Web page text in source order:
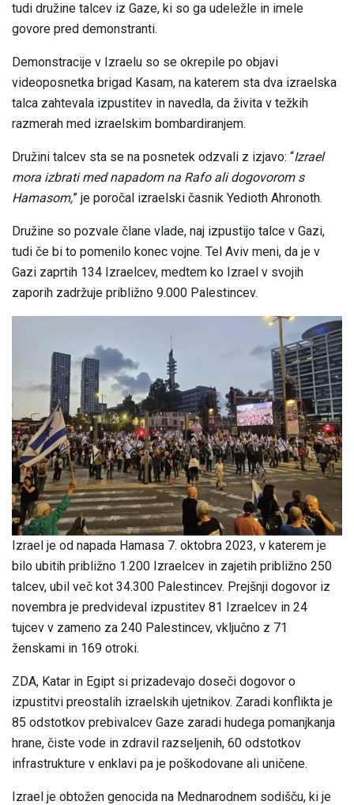
tudi družine talcev iz Gaze, ki so ga udeležle in imele
govore pred demonstranti.
Demonstracije v Izraelu so se okrepile po objavi
videoposnetka brigad Kasam, na katerem sta dva izraelska
talca zahtevala izpustitev in navedla, da živita v težkih
razmerah med izraelskim bombardiranjem.
Družini talcev sta se na posnetek odzvali z izjavo: “Izrael
mora izbrati med napadom na Rafo ali dogovorom s
Hamasom,” je poročal izraelski časnik Yedioth Ahronoth.
Družine so pozvale člane vlade, naj izpustijo talce v Gazi,
tudi če bi to pomenilo konec vojne. Tel Aviv meni, da je v
Gazi zaprtih 134 Izraelcev, medtem ko Izrael v svojih
zaporih zadržuje približno 9.000 Palestincev.
Izrael je od napada Hamasa 7. oktobra 2023, v katerem je
bilo ubitih približno 1.200 Izraelcev in zajetih približno 250
talcev, ubil več kot 34.300 Palestincev. Prejšnji dogovor iz
novembra je predvideval izpustitev 81 Izraelcev in 24
tujcev v zameno za 240 Palestincev, vključno z 71
ženskami in 169 otroki.
ZDA, Katar in Egipt si prizadevajo doseči dogovor o
izpustitvi preostalih izraelskih ujetnikov. Zaradi konflikta je
85 odstotkov prebivalcev Gaze zaradi hudega pomanjkanja
hrane, čiste vode in zdravil razseljenih, 60 odstotkov
infrastrukture v enklavi pa je poškodovane ali uničene.
Izrael je obtožen genocida na Mednarodnem sodišču, ki je